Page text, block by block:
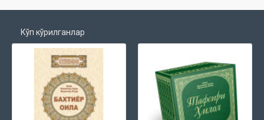
Кўп кўрилганлар